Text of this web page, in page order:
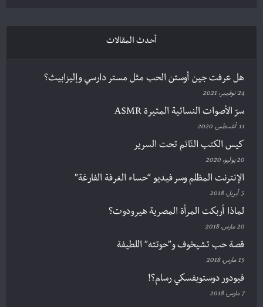
أحدث المقالات
هل عرفت جين أوستن الحب مثل مستر دارسي وإليزابيث؟
24 نوفمبر، 2021
سرّ الأصوات النسائية المثيرة ASMR
11 أغسطس، 2020
كيس الكتب النّائم تحت السرير
20 يوليو، 2020
الإنترنت المظلم وسر فيديو “حساء الغرفة الفارغة”
5 أبريل، 2018
لماذا أربكت المرأة المصرية هيرودوت؟
20 مارس، 2018
قصة حب تشيخوف و”حوتته” اللطيفة
15 مارس، 2018
فيودور دوستويفسكي رسام؟!
7 مارس، 2018